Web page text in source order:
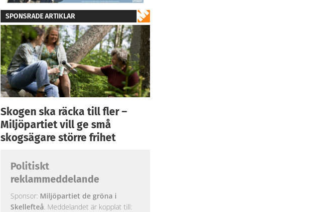
SPONSRADE ARTIKLAR
Skogen ska räcka till fler –
Miljöpartiet vill ge små
skogsägare större frihet
Politiskt
reklammeddelande
Sponsor: Miljöpartiet de gröna i
Skellefteå. Meddelandet är kopplat till: